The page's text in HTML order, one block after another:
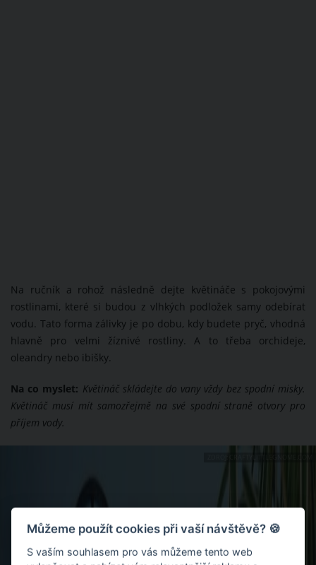
Na ručník a rohož následně dejte květináče s pokojovými
rostlinami, které si budou z vlhkých podložek samy odebírat
vodu. Tato forma zálivky je po dobu, kdy budete pryč, vhodná
hlavně pro velmi žíznivé rostliny. A to třeba orchideje,
oleandry nebo ibišky.
Na co myslet: Květináč skládejte do vany vždy bez spodní misky.
Květináč musí mít samozřejmě na své spodní straně otvory pro
příjem vody.
Můžeme použít cookies při vaší návštěvě? 🍪
S vaším souhlasem pro vás můžeme tento web